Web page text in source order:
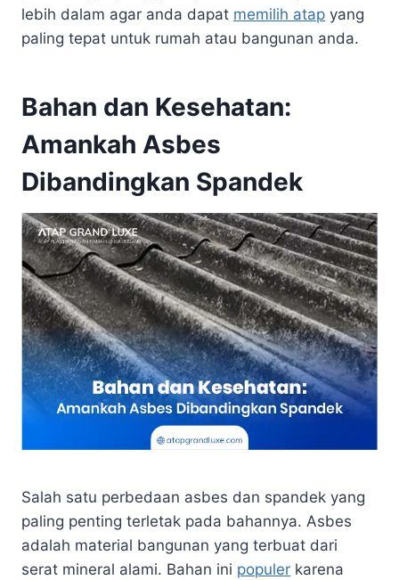
lebih dalam agar anda dapat memilih atap yang
paling tepat untuk rumah atau bangunan anda.
Bahan dan Kesehatan:
Amankah Asbes
Dibandingkan Spandek
Salah satu perbedaan asbes dan spandek yang
paling penting terletak pada bahannya. Asbes
adalah material bangunan yang terbuat dari
serat mineral alami. Bahan ini populer karena